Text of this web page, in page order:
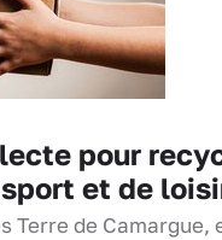
pour
et de
Terre de Camargue,